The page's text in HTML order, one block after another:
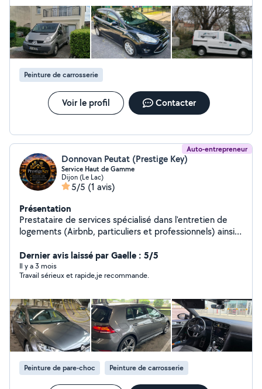
nous souhaitons vous apporter le meilleur rapport
qualité prix dans ce domaine
Peinture de carrosserie
Voir le profil Contacter
Auto-entrepreneur
Donnovan Peutat (Prestige Key)
Service Haut de Gamme
Dijon (Le Lac)
5/5 (1 avis)
Présentation
Prestataire de services spécialisé dans l'entretien de
logements (Airbnb, particuliers et professionnels) ainsi
mise en location de biens en longue durée. Je propose
un service sérieux, soigné et constant, pour une
tranquillité totale adapté aux besoins des propriétaires
les ménages fait toute la différence, je ne vise pas la
qualité, je la garantis. Disponible sur Dijon et ses
alentours.
Dernier avis laissé par Gaelle : 5/5
Il y a 3 mois
Travail sérieux et rapide,je recommande.
Peinture de pare-choc Peinture de carrosserie